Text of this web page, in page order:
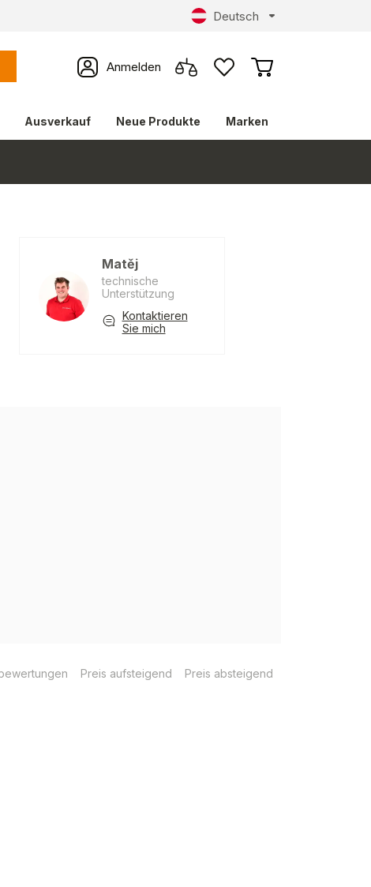
Deutsch
Anmelden
Ausverkauf Neue Produkte Marken
Matěj
technische
Unterstützung
Kontaktieren
Sie mich
Preis aufsteigend Preis absteigend